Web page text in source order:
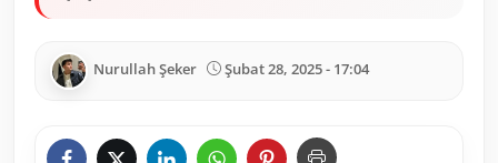
Nurullah Şeker Şubat 28, 2025 - 17:04